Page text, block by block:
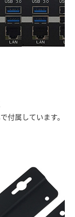
付属しています。